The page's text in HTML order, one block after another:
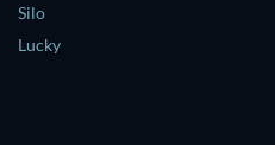
Silo
Lucky